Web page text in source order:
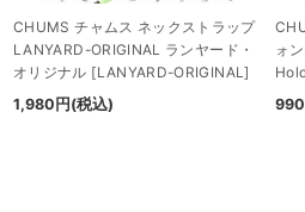
CHUMS チャムス ネックストラップ
LANYARD-ORIGINAL ランヤード・
オリジナル [LANYARD-ORIGINAL]
1,980 円 (税込)
ォ
990